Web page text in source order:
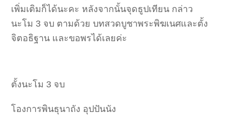
เพิ่มเติมก็ได้นะคะ หลังจากนั้นจุดธูปเทียน กล่าว
นะโม 3 จบ ตามด้วย บทสวดบูชาพระพิฆเนศและตั้ง
จิตอธิฐาน และขอพรได้เลยค่ะ
ตั้งนะโม 3 จบ
โองการพินธุนาถัง อุปปันนัง